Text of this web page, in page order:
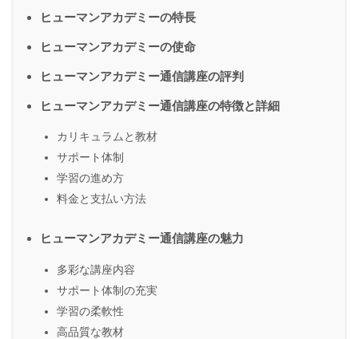
ヒューマンアカデミーの特長
ヒューマンアカデミーの使命
ヒューマンアカデミー通信講座の評判
ヒューマンアカデミー通信講座の特徴と詳細
カリキュラムと教材
サポート体制
学習の進め方
料金と支払い方法
ヒューマンアカデミー通信講座の魅力
多彩な講座内容
サポート体制の充実
学習の柔軟性
高品質な教材